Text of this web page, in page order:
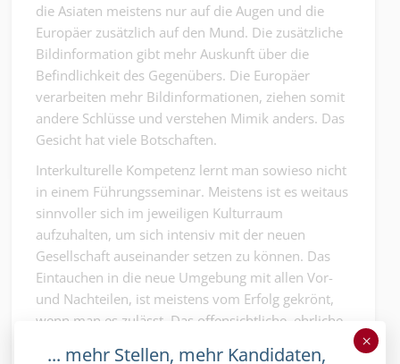
die Asiaten meistens nur auf die Augen und die
Europäer zusätzlich auf den Mund. Die zusätzliche
Bildinformation gibt mehr Auskunft über die
Befindlichkeit des Gegenübers. Die Europäer
verarbeiten mehr Bildinformationen, ziehen somit
andere Schlüsse und verstehen Mimik anders. Das
Gesicht hat viele Botschaften.
Interkulturelle Kompetenz lernt man sowieso nicht
in einem Führungsseminar. Meistens ist es weitaus
sinnvoller sich im jeweiligen Kulturraum
aufzuhalten, um sich intensiv mit der neuen
Gesellschaft auseinander setzen zu können. Das
Eintauchen in die neue Umgebung mit allen Vor-
und Nachteilen, ist meistens vom Erfolg gekrönt,
wenn man es zulässt. Das offensichtliche, ehrliche
... mehr Stellen, mehr Kandidaten,
×